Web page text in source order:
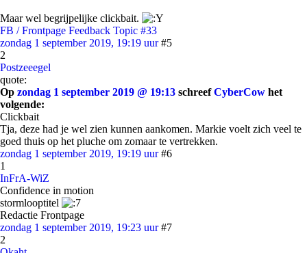
Maar wel begrijpelijke clickbait.
FB / Frontpage Feedback Topic #33
zondag 1 september 2019, 19:19 uur #5
2
Postzeeegel
quote:
Op zondag 1 september 2019 @ 19:13 schreefCyberCow het
volgende:
Clickbait
Tja, deze had je wel zien kunnen aankomen. Markie voelt zich veel te
goed thuis op het pluche om zomaar te vertrekken.
zondag 1 september 2019, 19:19 uur #6
1
InFrA-WiZ
Confidence in motion
stormlooptitel
Redactie Frontpage
zondag 1 september 2019, 19:23 uur #7
2